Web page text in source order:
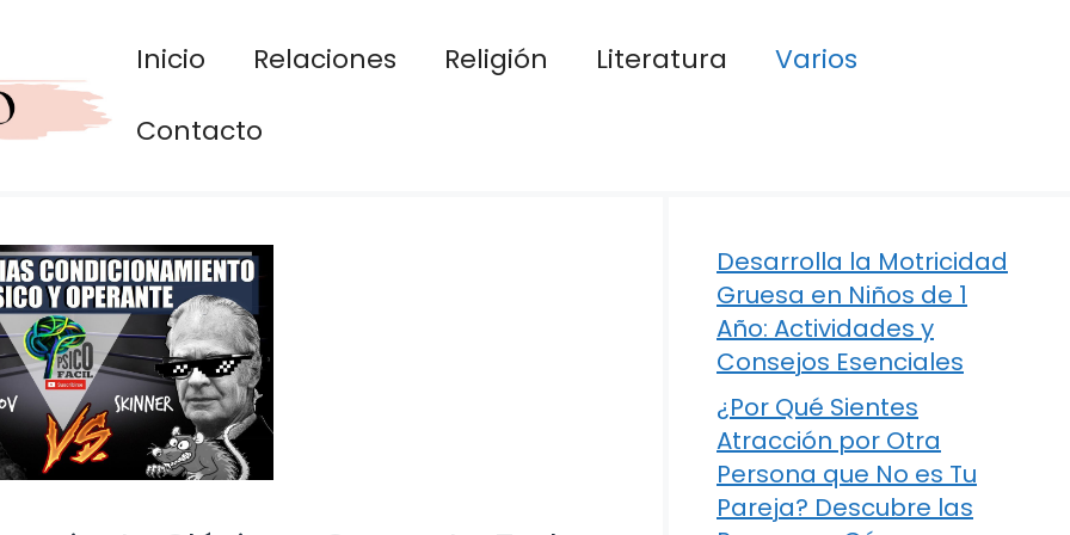
Inicio Relaciones Religión Literatura
Varios
Contacto
Desarrolla la Motricidad
Gruesa en Niños de 1
Año: Actividades y
Consejos Esenciales
¿Por Qué Sientes
Atracción por Otra
Persona que No es Tu
Pareja? Descubre las